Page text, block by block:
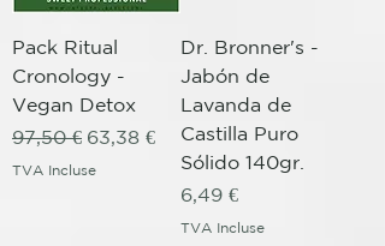
Pack Ritual
Cronology -
Vegan Detox
Prix original
97,50 € Prix promotionnel
63,38 €
TVA Incluse
Dr. Bronner's -
Jabón de
Lavanda de
Castilla Puro
Sólido 140gr.
Prix
6,49 €
TVA Incluse